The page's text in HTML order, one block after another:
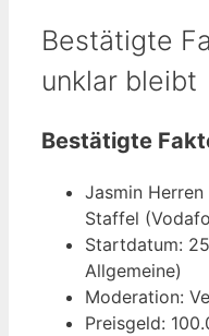
Bestätigte
unklar bleibt
Bestätigte
Jasmin
Staffel
Startdatum:
Allgemeine)
Moderation:
Preisgeld: